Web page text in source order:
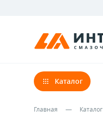
Каталог
Главная Каталог